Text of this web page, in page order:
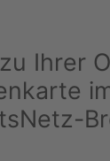
Ihrer